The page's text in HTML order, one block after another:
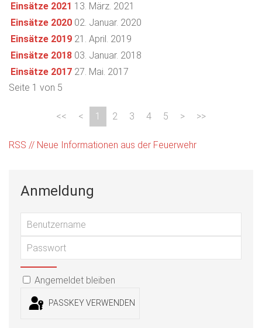
Einsätze 2021 13. März. 2021
Einsätze 2020 02. Januar. 2020
Einsätze 2019 21. April. 2019
Einsätze 2018 03. Januar. 2018
Einsätze 2017 27. Mai. 2017
Seite 1 von 5
1 2 3 4 5
RSS // Neue Informationen aus der Feuerwehr
Anmeldung
Passwort
PASSWORT ANZEIGEN
Angemeldet bleiben
PASSKEY VERWENDEN